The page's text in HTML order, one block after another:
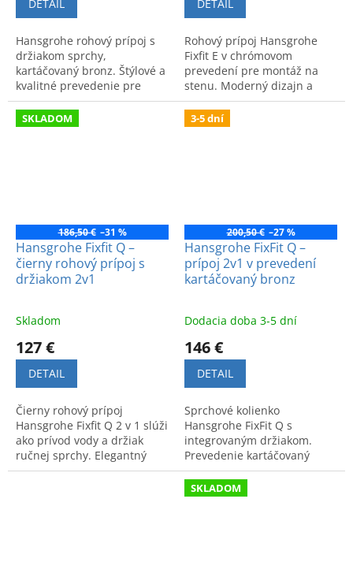
DETAIL
Hansgrohe rohový prípoj s
držiakom sprchy,
kartáčovaný bronz. Štýlové a
kvalitné prevedenie pre
modernú kúpeľňu.
DETAIL
Rohový prípoj Hansgrohe
Fixfit E v chrómovom
prevedení pre montáž na
stenu. Moderný dizajn a
vysoká funkčnosť.
SKLADOM
186,50 € –31 %
Hansgrohe Fixfit Q –
čierny rohový prípoj s
držiakom 2v1
Skladom
127 €
DETAIL
Čierny rohový prípoj
Hansgrohe Fixfit Q 2 v 1 slúži
ako prívod vody a držiak
ručnej sprchy. Elegantný
dizajn a vysoká kvalita pre
3-5 dní
200,50 € –27 %
Hansgrohe FixFit Q –
prípoj 2v1 v prevedení
kartáčovaný bronz
Dodacia doba 3-5 dní
146 €
DETAIL
Sprchové kolienko
Hansgrohe FixFit Q s
integrovaným držiakom.
Prevedenie kartáčovaný
bronz. Elegantný moderný
dizajn a vysoká kvalita pre
vašu kúpeľňu.
SKLADOM